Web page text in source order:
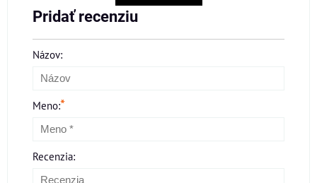
Pridať recenziu
Názov:
Meno:*
Recenzia: